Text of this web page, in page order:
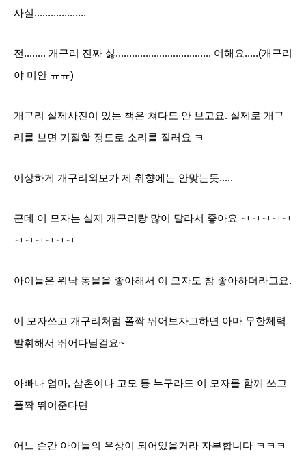
사실...................
전........ 개구리 진짜 싫................................... 어해요.....(개구리
야 미안 ㅠㅠ)
개구리 실제사진이 있는 책은 쳐다도 안 보고요. 실제로 개구
리를 보면 기절할 정도로 소리를 질러요 ㅋ
이상하게 개구리외모가 제 취향에는 안맞는듯.....
근데 이 모자는 실제 개구리랑 많이 달라서 좋아요 ㅋㅋㅋㅋㅋ
ㅋㅋㅋㅋㅋㅋ
아이들은 워낙 동물을 좋아해서 이 모자도 참 좋아하더라고요.
이 모자쓰고 개구리처럼 폴짝 뛰어보자고하면 아마 무한체력
발휘해서 뛰어다닐걸요~
아빠나 엄마, 삼촌이나 고모 등 누구라도 이 모자를 함께 쓰고
폴짝 뛰어준다면
어느 순간 아이들의 우상이 되어있을거라 자부합니다 ㅋㅋㅋ